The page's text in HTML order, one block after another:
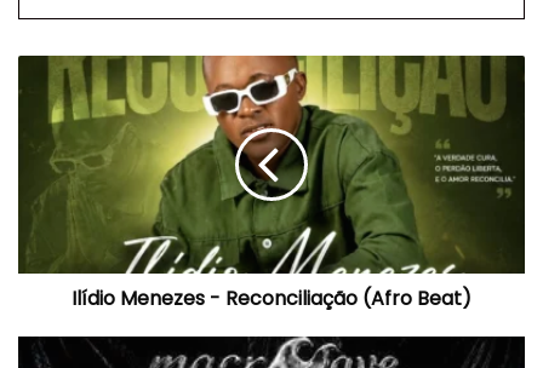
Menezes
Reconciliação
(Afro
Beat)
Ilídio Menezes - Reconciliação (Afro Beat)
Evas